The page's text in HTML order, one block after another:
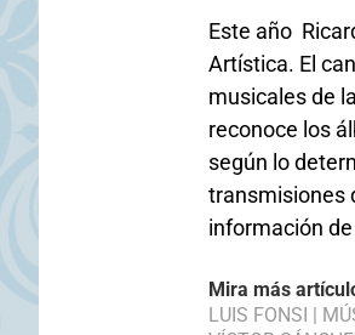
Este año
Artística. El
musicales de
reconoce los
según lo
transmisiones
información
Mira más
LUIS FONSI |